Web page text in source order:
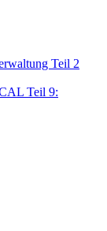
Teil 2
Teil 9: